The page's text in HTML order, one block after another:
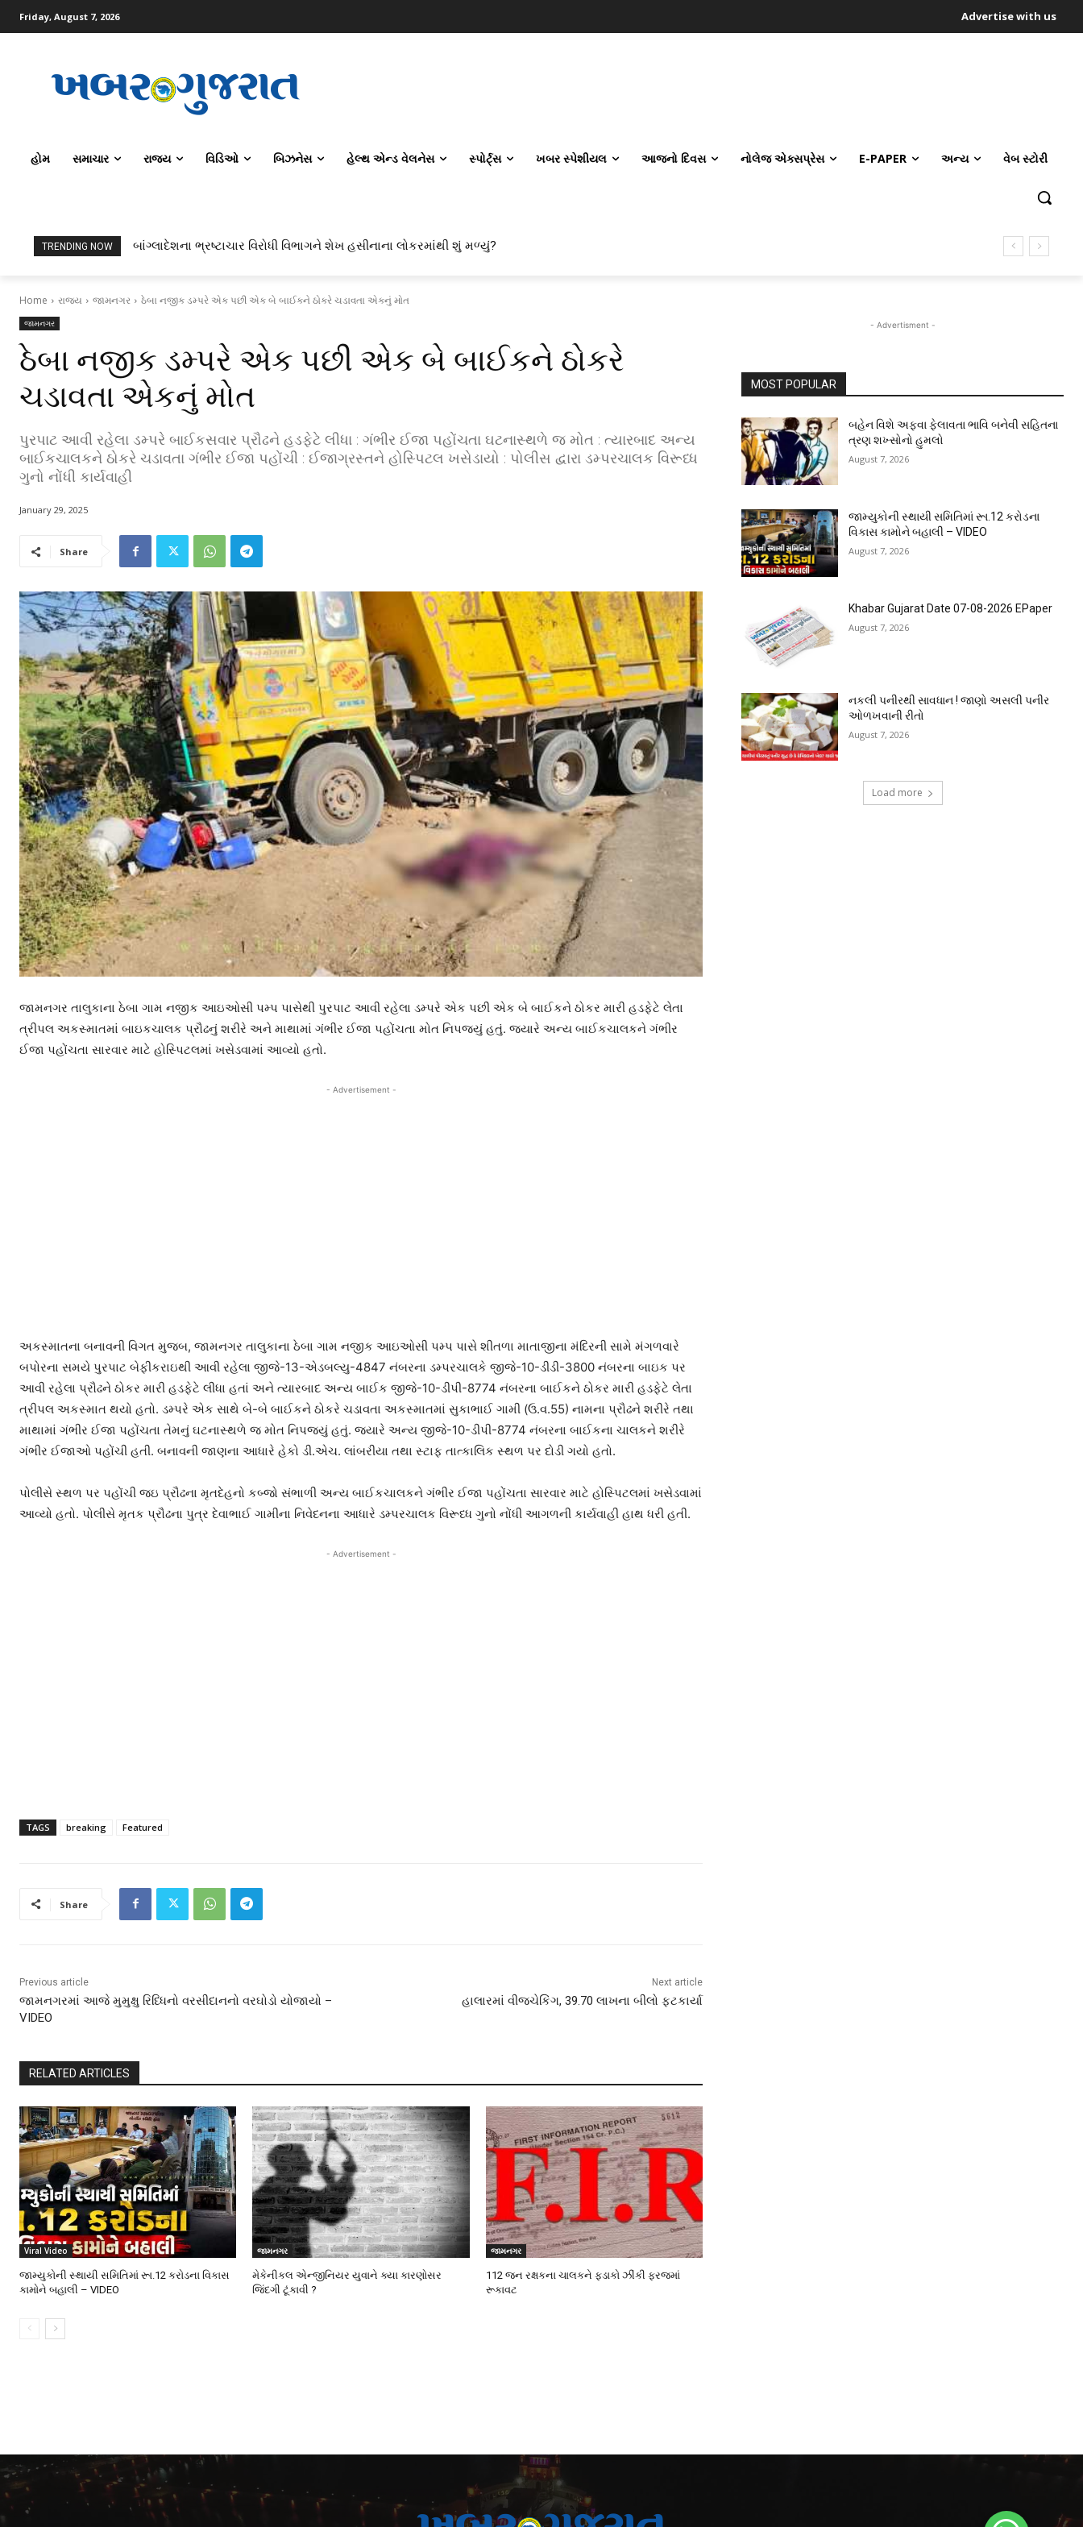
Friday, August 7, 2026 Advertise with us
હોમ સમાચાર રાજ્ય વિડિઓ બિઝનેસ હેલ્થ એન્ડ વેલનેસ સ્પોર્ટ્સ ખબર સ્પેશીયલ આજનો દિવસ નોલેજ એક્સપ્રેસ E-PAPER અન્ય વેબ સ્ટોરી
TRENDING NOW બાંગ્લાદેશના ભ્રષ્ટાચાર વિરોધી વિભાગને શેખ હસીનાના લોકરમાંથી શું મળ્યું?
Home રાજ્ય જામનગર ઠેબા નજીક ડમ્પરે એક પછી એક બે બાઈકને ઠોકરે ચડાવતા એકનું મોત
જામનગર
ઠેબા નજીક ડમ્પરે એક પછી એક બે બાઈકને ઠોકરે
ચડાવતા એકનું મોત
પુરપાટ આવી રહેલા ડમ્પરે બાઈકસવાર પ્રૌઢને હડફેટે લીધા : ગંભીર ઈજા પહોંચતા ઘટનાસ્થળે જ મોત : ત્યારબાદ અન્ય
બાઈકચાલકને ઠોકરે ચડાવતા ગંભીર ઈજા પહોંચી : ઈજાગ્રસ્તને હોસ્પિટલ ખસેડાયો : પોલીસ દ્વારા ડમ્પરચાલક વિરૂધ્ધ
ગુનો નોંધી કાર્યવાહી
January 29, 2025
Share
જામનગર તાલુકાના ઠેબા ગામ નજીક આઇઓસી પમ્પ પાસેથી પુરપાટ આવી રહેલા ડમ્પરે એક પછી એક બે બાઈકને ઠોકર મારી હડફેટે લેતા
ત્રીપલ અકસ્માતમાં બાઇકચાલક પ્રૌઢનું શરીરે અને માથામાં ગંભીર ઈજા પહોંચતા મોત નિપજ્યું હતું. જ્યારે અન્ય બાઈકચાલકને ગંભીર
ઈજા પહોંચતા સારવાર માટે હોસ્પિટલમાં ખસેડવામાં આવ્યો હતો.
- Advertisement -
અકસ્માતના બનાવની વિગત મુજબ, જામનગર તાલુકાના ઠેબા ગામ નજીક આઇઓસી પમ્પ પાસે શીતળા માતાજીના મંદિરની સામે મંગળવારે
બપોરના સમયે પુરપાટ બેફીકરાઇથી આવી રહેલા જીજે-13-એડબલ્યુ-4847 નંબરના ડમ્પરચાલકે જીજે-10-ડીડી-3800 નંબરના બાઇક પર
આવી રહેલા પ્રૌઢને ઠોકર મારી હડફેટે લીધા હતાં અને ત્યારબાદ અન્ય બાઈક જીજે-10-ડીપી-8774 નંબરના બાઈકને ઠોકર મારી હડફેટે લેતા
ત્રીપલ અકસ્માત થયો હતો. ડમ્પરે એક સાથે બે-બે બાઈકને ઠોકરે ચડાવતા અકસ્માતમાં સુકાભાઈ ગામી (ઉ.વ.55) નામના પ્રૌઢને શરીરે તથા
માથામાં ગંભીર ઈજા પહોંચતા તેમનું ઘટનાસ્થળે જ મોત નિપજ્યું હતું. જ્યારે અન્ય જીજે-10-ડીપી-8774 નંબરના બાઈકના ચાલકને શરીરે
ગંભીર ઈજાઓ પહોંચી હતી. બનાવની જાણના આધારે હેકો ડી.એચ. લાંબરીયા તથા સ્ટાફ તાત્કાલિક સ્થળ પર દોડી ગયો હતો.
પોલીસે સ્થળ પર પહોંચી જઇ પ્રૌઢના મૃતદેહનો કબ્જો સંભાળી અન્ય બાઈકચાલકને ગંભીર ઈજા પહોંચતા સારવાર માટે હોસ્પિટલમાં ખસેડવામાં
આવ્યો હતો. પોલીસે મૃતક પ્રૌઢના પુત્ર દેવાભાઈ ગામીના નિવેદનના આધારે ડમ્પરચાલક વિરૂધ્ધ ગુનો નોંધી આગળની કાર્યવાહી હાથ ધરી હતી.
- Advertisement -
TAGS breaking Featured
Share
Previous article
જામનગરમાં આજે મુમુક્ષુ રિધ્ધિનો વરસીદાનનો વરઘોડો યોજાયો –
VIDEO
Next article
હાલારમાં વીજચેકિંગ, 39.70 લાખના બીલો ફટકાર્યા
RELATED ARTICLES
Viral Video
જામ્યુકોની સ્થાયી સમિતિમાં રૂા.12 કરોડના વિકાસ
કામોને બહાલી – VIDEO
જામનગર
મેકેનીકલ એન્જીનિયર યુવાને ક્યા કારણોસર
જિંદગી ટૂંકાવી ?
જામનગર
112 જન રક્ષકના ચાલકને ફડાકો ઝીંકી ફરજમાં
રૂકાવટ
- Advertisment -
MOST POPULAR
બહેન વિશે અફવા ફેલાવતા ભાવિ બનેવી સહિતના
ત્રણ શખ્સોનો હુમલો
August 7, 2026
જામ્યુકોની સ્થાયી સમિતિમાં રૂા.12 કરોડના
વિકાસ કામોને બહાલી – VIDEO
August 7, 2026
Khabar Gujarat Date 07-08-2026 EPaper
August 7, 2026
નકલી પનીરથી સાવધાન ! જાણો અસલી પનીર
ઓળખવાની રીતો
August 7, 2026
Load more